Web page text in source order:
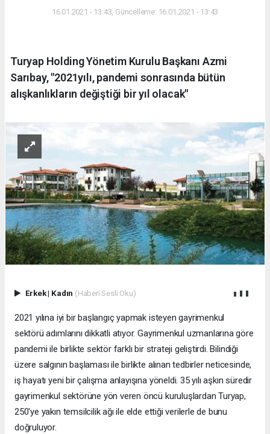
16.01.2021 - 13:43, Güncelleme: 16.01.2021 - 13:43
Turyap Holding Yönetim Kurulu Başkanı Azmi
Sarıbay, "2021yılı, pandemi sonrasında bütün
alışkanlıkların değiştiği bir yıl olacak"
Erkek| Kadın (Haberi Sesli Oku)
2021 yılına iyi bir başlangıç yapmak isteyen gayrimenkul
sektörü adımlarını dikkatli atıyor. Gayrimenkul uzmanlarına göre
pandemi ile birlikte sektör farklı bir strateji geliştirdi. Bilindiği
üzere salgının başlaması ile birlikte alınan tedbirler neticesinde,
iş hayatı yeni bir çalışma anlayışına yöneldi. 35 yılı aşkın süredir
gayrimenkul sektörüne yön veren öncü kuruluşlardan Turyap,
250'ye yakın temsilcilik ağı ile elde ettiği verilerle de bunu
doğruluyor.